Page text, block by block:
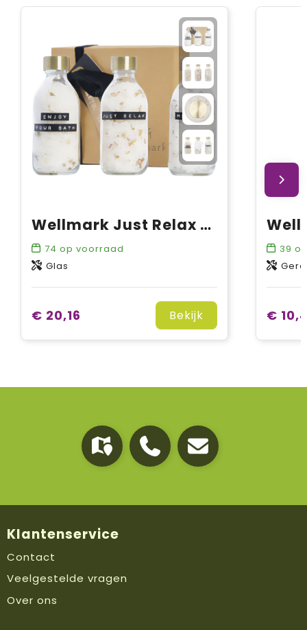
Wellmark Just Relax 3-delige 200 ml badzoutcadeauset
74 op voorraad
Glas
€ 20,16 Bekijk
39
€
Klantenservice
Contact
Veelgestelde vragen
Over ons